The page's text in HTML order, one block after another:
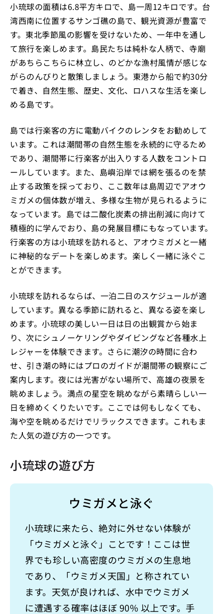
小琉球の面積は6.8平方キロで、島一周12キロです。台
湾西南に位置するサンゴ礁の島で、観光資源が豊富で
す。東北季節風の影響を受けないため、一年中を通し
て旅行を楽しめます。島民たちは純朴な人柄で、寺廟
があちらこちらに林立し、のどかな漁村風情が感じな
がらのんびりと散策しましょう。東港から船で約30分
で着き、自然生態、歴史、文化、ロハスな生活を楽し
める島です。
島では行楽客の方に電動バイクのレンタをお勧めして
います。これは潮間帯の自然生態を永続的に守るため
であり、潮間帯に行楽客が出入りする人数をコントロ
ールしています。また、島嶼沿岸では網を張るのを禁
止する政策を採っており、ここ数年は島周辺でアオウ
ミガメの個体数が増え、多様な生物が見られるように
なっています。島では二酸化炭素の排出削減に向けて
積極的に学んでおり、島の発展目標にもなっています。
行楽客の方は小琉球を訪れると、アオウミガメと一緒
に神秘的なデートを楽しめます。楽しく一緒に泳ぐこ
とができます。
小琉球を訪れるならば、一泊二日のスケジュールが適
しています。異なる季節に訪れると、異なる姿を楽し
めます。小琉球の美しい一日は日の出観賞から始ま
り、次にシュノーケリングやダイビングなど各種水上
レジャーを体験できます。さらに潮汐の時間に合わ
せ、引き潮の時にはプロのガイドが潮間帯の観察にご
案内します。夜には光害がない場所で、高雄の夜景を
眺めましょう。満点の星空を眺めながら素晴らしい一
日を締めくくりたいです。ここでは何もしなくても、
海や空を眺めるだけでリラックスできます。これもま
た人気の遊び方の一つです。
小琉球の遊び方
ウミガメと泳ぐ
小琉球に来たら、絶対に外せない体験が
「ウミガメと泳ぐ」ことです！ここは世
界でも珍しい高密度のウミガメの生息地
であり、「ウミガメ天国」と称されてい
ます。天気が良ければ、水中でウミガメ
に遭遇する確率はほぼ 90% 以上です。手